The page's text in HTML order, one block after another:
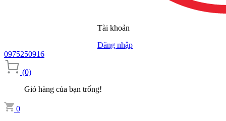
Tài khoản
Đăng nhập
0975250916
(0)
Giỏ hàng của bạn trống!
0